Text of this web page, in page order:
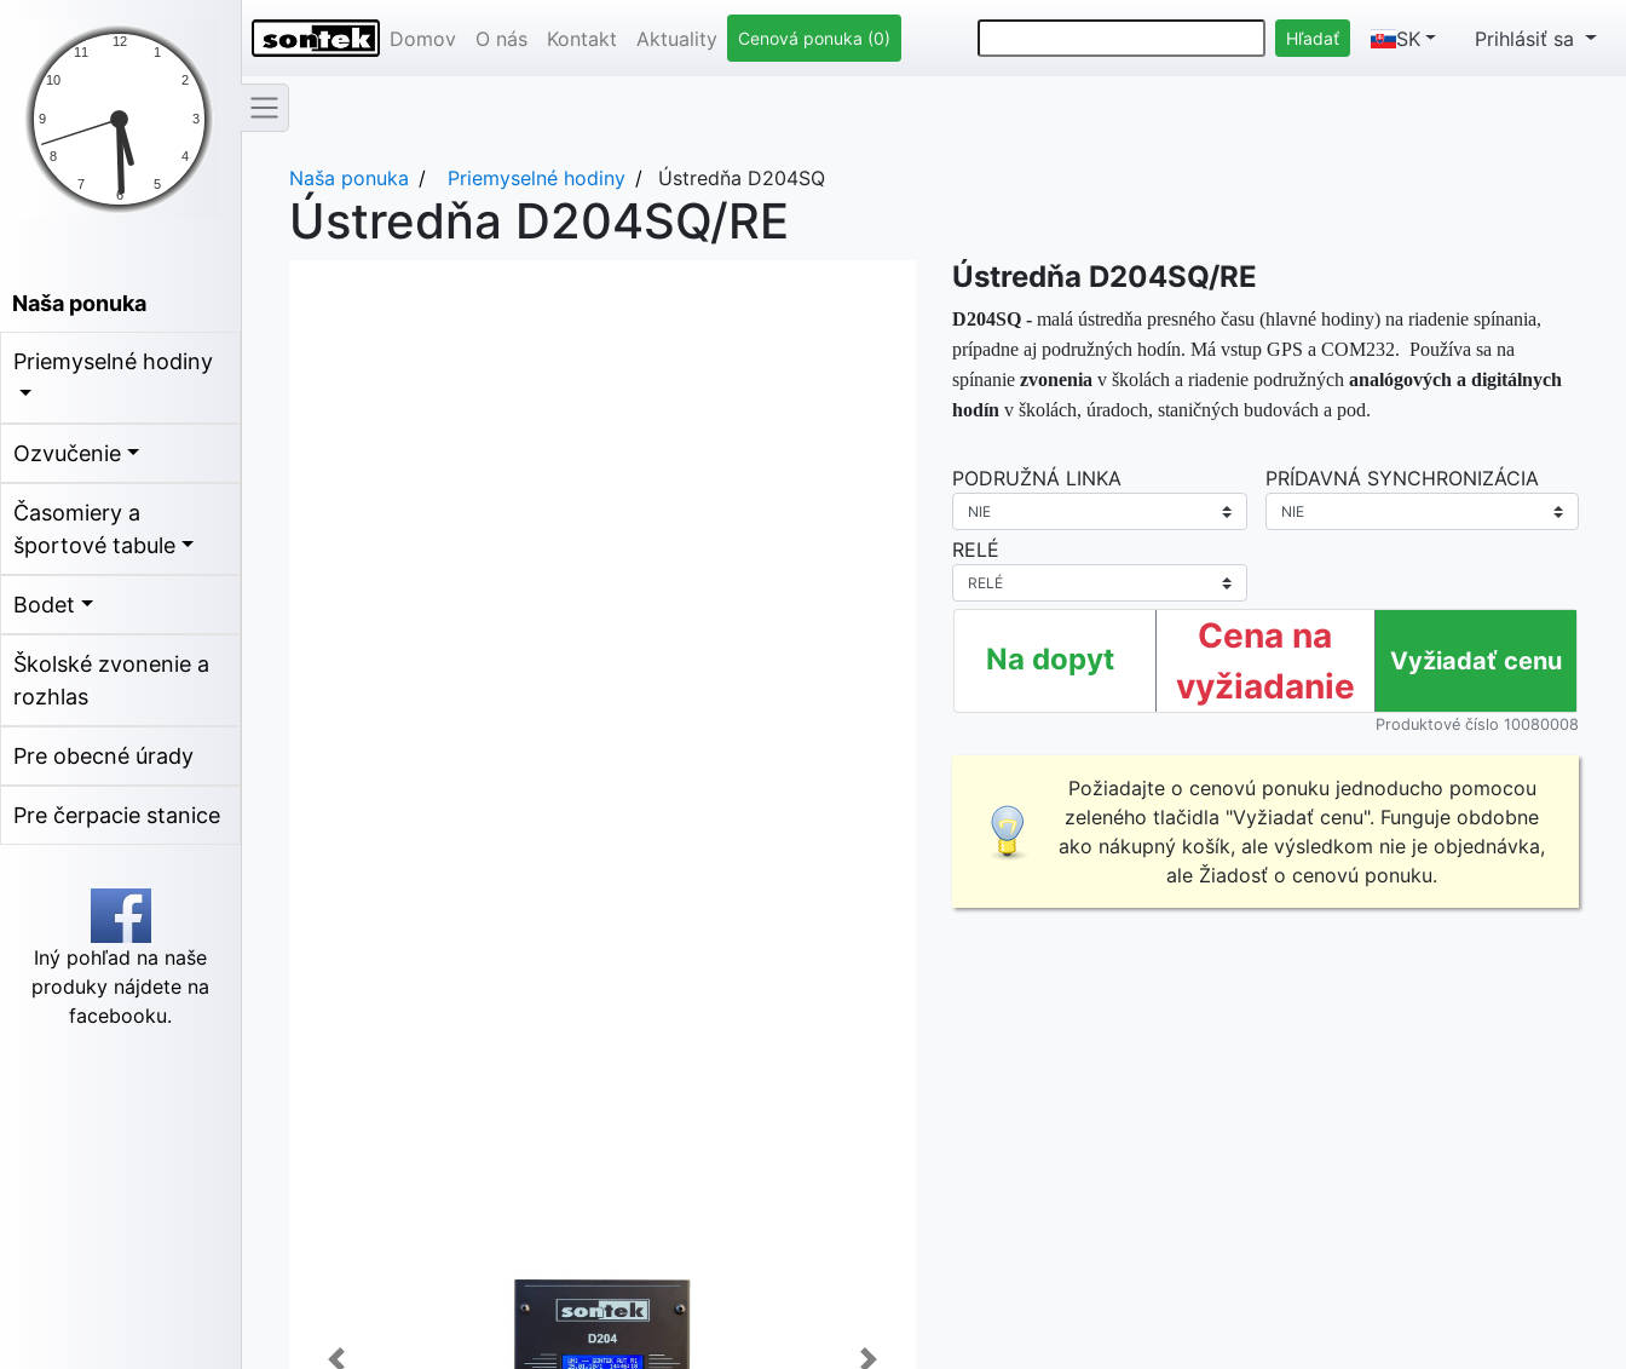
Naša ponuka
Priemyselné hodiny
Ozvučenie
Časomiery a
športové tabule
Bodet
Školské zvonenie a
rozhlas
Pre obecné úrady
Pre čerpacie stanice
Iný pohľad na naše
produky nájdete na
facebooku.
Domov O nás Kontakt Aktuality Cenová ponuka (0) SK Prihlásiť sa
Naša ponuka Priemyselné hodiny Ústredňa D204SQ
Ústredňa D204SQ/RE
Ústredňa D204SQ/RE
D204SQ - malá ústredňa presného času (hlavné hodiny) na riadenie spínania,
prípadne aj podružných hodín. Má vstup GPS a COM232. Používa sa na
spínanie zvonenia v školách a riadenie podružných analógových a digitálnych
hodín v školách, úradoch, staničných budovách a pod.
PODRUŽNÁ LINKA
RELÉ
PRÍDAVNÁ SYNCHRONIZÁCIA
Na dopyt
Cena na
vyžiadanie
Produktové číslo 10080008
Požiadajte o cenovú ponuku jednoducho pomocou
zeleného tlačidla "Vyžiadať cenu". Funguje obdobne
ako nákupný košík, ale výsledkom nie je objednávka,
ale Žiadosť o cenovú ponuku.